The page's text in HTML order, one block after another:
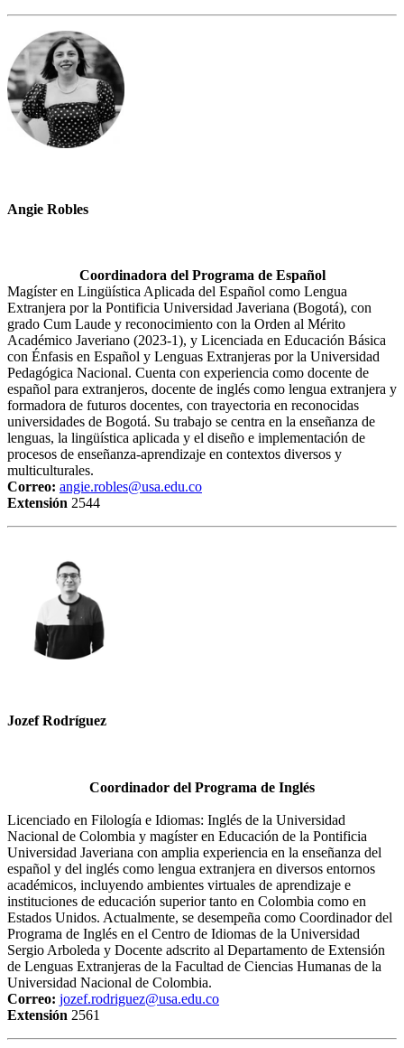
Angie Robles
Coordinadora del Programa de Español
Magíster en Lingüística Aplicada del Español como Lengua
Extranjera por la Pontificia Universidad Javeriana (Bogotá), con
grado Cum Laude y reconocimiento con la Orden al Mérito
Académico Javeriano (2023-1), y Licenciada en Educación Básica
con Énfasis en Español y Lenguas Extranjeras por la Universidad
Pedagógica Nacional. Cuenta con experiencia como docente de
español para extranjeros, docente de inglés como lengua extranjera y
formadora de futuros docentes, con trayectoria en reconocidas
universidades de Bogotá. Su trabajo se centra en la enseñanza de
lenguas, la lingüística aplicada y el diseño e implementación de
procesos de enseñanza-aprendizaje en contextos diversos y
multiculturales.
Correo: angie.robles@usa.edu.co
Extensión 2544
Jozef Rodríguez
Coordinador del Programa de Inglés
Licenciado en Filología e Idiomas: Inglés de la Universidad
Nacional de Colombia y magíster en Educación de la Pontificia
Universidad Javeriana con amplia experiencia en la enseñanza del
español y del inglés como lengua extranjera en diversos entornos
académicos, incluyendo ambientes virtuales de aprendizaje e
instituciones de educación superior tanto en Colombia como en
Estados Unidos. Actualmente, se desempeña como Coordinador del
Programa de Inglés en el Centro de Idiomas de la Universidad
Sergio Arboleda y Docente adscrito al Departamento de Extensión
de Lenguas Extranjeras de la Facultad de Ciencias Humanas de la
Universidad Nacional de Colombia.
Correo: jozef.rodriguez@usa.edu.co
Extensión 2561